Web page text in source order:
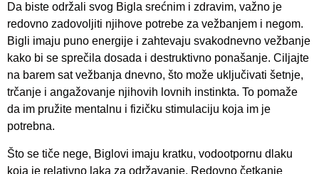
Da biste održali svog Bigla srećnim i zdravim, važno je
redovno zadovoljiti njihove potrebe za vežbanjem i negom.
Bigli imaju puno energije i zahtevaju svakodnevno vežbanje
kako bi se sprečila dosada i destruktivno ponašanje. Ciljajte
na barem sat vežbanja dnevno, što može uključivati šetnje,
trčanje i angažovanje njihovih lovnih instinkta. To pomaže
da im pružite mentalnu i fizičku stimulaciju koja im je
potrebna.
Što se tiče nege, Biglovi imaju kratku, vodootpornu dlaku
koja je relativno laka za održavanje. Redovno četkanje